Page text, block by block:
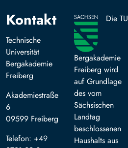
Kontakt
Technische
Universität
Bergakademie
Freiberg
Akademiestraße
6
09599 Freiberg
Telefon: +49
Die TU
Bergakademie
Freiberg wird
auf Grundlage
des vom
Sächsischen
Landtag
beschlossenen
Haushalts aus